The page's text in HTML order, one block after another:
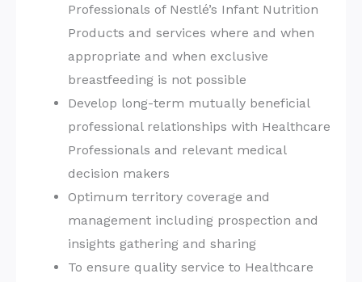
Professionals of Nestlé’s Infant Nutrition
Products and services where and when
appropriate and when exclusive
breastfeeding is not possible
Develop long-term mutually beneficial
professional relationships with Healthcare
Professionals and relevant medical
decision makers
Optimum territory coverage and
management including prospection and
insights gathering and sharing
To ensure quality service to Healthcare